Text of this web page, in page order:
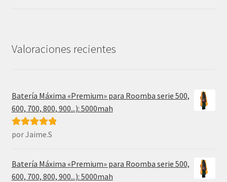
31,99€.
Valoraciones recientes
Batería Máxima «Premium» para Roomba serie 500,
600, 700, 800, 900...): 5000mah
Valorado con
por Jaime.S
Batería Máxima «Premium» para Roomba serie 500,
600, 700, 800, 900...): 5000mah